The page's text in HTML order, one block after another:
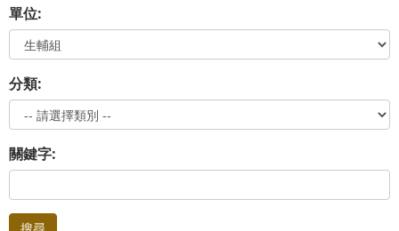
單位:
分類:
關鍵字: